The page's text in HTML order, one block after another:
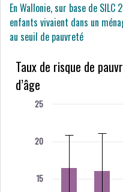
En Wallonie, sur base de
enfants vivaient dans un
au seuil de pauvreté
15
20
25
Taux de risque de
d’âge